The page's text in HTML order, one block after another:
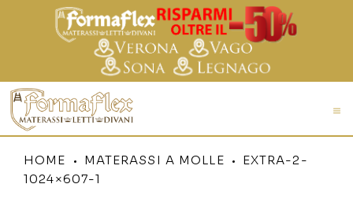
HOME MATERASSI A MOLLE
EXTRA-2-
1024×607-1